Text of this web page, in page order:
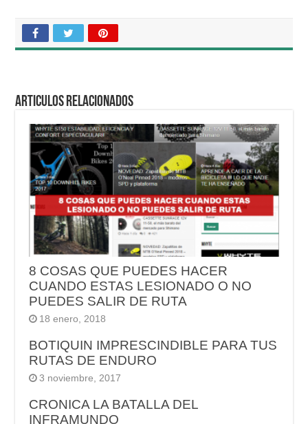
Articulos relacionados
8 COSAS QUE PUEDES HACER
CUANDO ESTAS LESIONADO O NO
PUEDES SALIR DE RUTA
18 enero, 2018
BOTIQUIN IMPRESCINDIBLE PARA TUS
RUTAS DE ENDURO
3 noviembre, 2017
CRONICA LA BATALLA DEL
INFRAMUNDO